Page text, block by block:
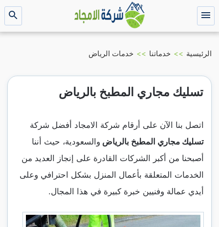
التجاوز
إلى القائمة
بحث
عن
الرئيسية >> خدماتنا >> خدمات الرياض
تسليك مجاري المطبخ بالرياض
اتصل بنا الآن على أرقام شركة الامجاد أفضل شركة
تسليك مجاري المطبخ بالرياض والسعودية، حيث أننا
أصبحنا من أكبر الشركات القادرة على إنجاز العديد من
الخدمات المتعلقة بأعمال المنزل بشكل احترافي وعلى
أيدي عمالة وفنيين خبرة كبيرة في هذا المجال.